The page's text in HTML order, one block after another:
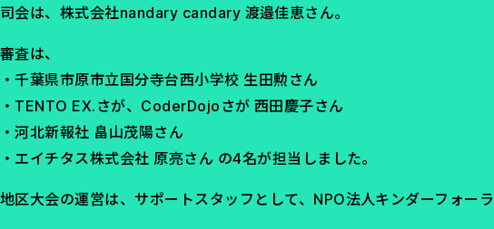
司会は、株式会社nandary candary 渡邉佳恵さん。
審査は、
・千葉県市原市立国分寺台西小学校 生田勲さん
・TENTO EX.さが、CoderDojoさが 西田慶子さん
・河北新報社 畠山茂陽さん
・エイチタス株式会社 原亮さん の4名が担当しました。
地区大会の運営は、サポートスタッフとして、NPO法人キンダーフォー